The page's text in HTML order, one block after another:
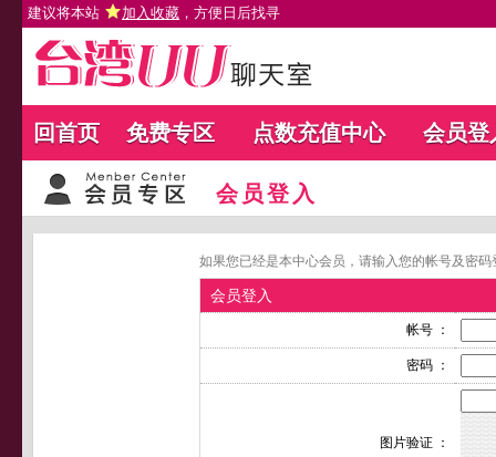
建议将本站 加入收藏 ，方便日后找寻
回首页 免费专区 点数充值中心 会员登
会员登入
如果您已经是本中心会员，请输入您的帐号及密
会员登入
帐号 ：
密码 ：
图片验证 ：